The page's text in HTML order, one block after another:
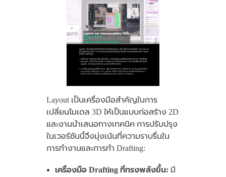
Layout เป็นเครื่องมือสำคัญในการ
เปลี่ยนโมเดล 3D ให้เป็นแบบก่อสร้าง 2D
และงานนำเสนอทางเทคนิค การปรับปรุง
ในเวอร์ชันนี้จึงมุ่งเน้นที่ความราบรื่นใน
การทำงานและการทำ Drafting:
เครื่องมือ Drafting ที่ทรงพลังขึ้น: มี